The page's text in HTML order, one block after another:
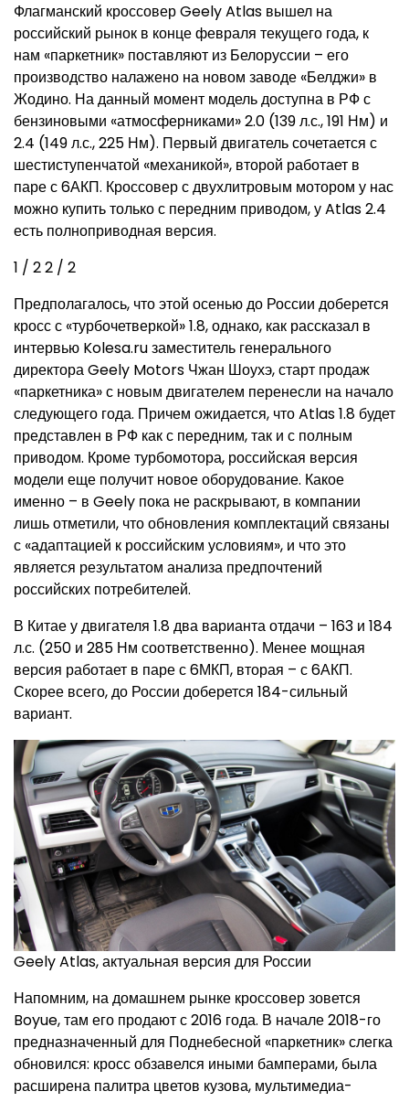
Флагманский кроссовер Geely Atlas вышел на
российский рынок в конце февраля текущего года, к
нам «паркетник» поставляют из Белоруссии – его
производство налажено на новом заводе «Белджи» в
Жодино. На данный момент модель доступна в РФ с
бензиновыми «атмосферниками» 2.0 (139 л.с., 191 Нм) и
2.4 (149 л.с., 225 Нм). Первый двигатель сочетается с
шестиступенчатой «механикой», второй работает в
паре с 6АКП. Кроссовер с двухлитровым мотором у нас
можно купить только с передним приводом, у Atlas 2.4
есть полноприводная версия.
1 / 22 / 2
Предполагалось, что этой осенью до России доберется
кросс с «турбочетверкой» 1.8, однако, как рассказал в
интервью Kolesa.ru заместитель генерального
директора Geely Motors Чжан Шоухэ, старт продаж
«паркетника» с новым двигателем перенесли на начало
следующего года. Причем ожидается, что Atlas 1.8 будет
представлен в РФ как с передним, так и с полным
приводом. Кроме турбомотора, российская версия
модели еще получит новое оборудование. Какое
именно – в Geely пока не раскрывают, в компании
лишь отметили, что обновления комплектаций связаны
с «адаптацией к российским условиям», и что это
является результатом анализа предпочтений
российских потребителей.
В Китае у двигателя 1.8 два варианта отдачи – 163 и 184
л.с. (250 и 285 Нм соответственно). Менее мощная
версия работает в паре с 6МКП, вторая – с 6АКП.
Скорее всего, до России доберется 184-сильный
вариант.
Geely Atlas, актуальная версия для России
Напомним, на домашнем рынке кроссовер зовется
Boyue, там его продают с 2016 года. В начале 2018-го
предназначенный для Поднебесной «паркетник» слегка
обновился: кросс обзавелся иными бамперами, была
расширена палитра цветов кузова, мультимедиа-